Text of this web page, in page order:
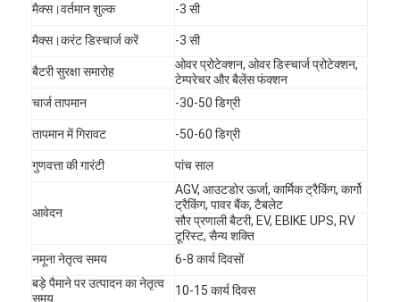
हमारे बारे में
मैक्स।वर्तमान शुल्क -3 सी
मैक्स।करंट डिस्चार्ज करें -3 सी
बैटरी सुरक्षा समारोह
ओवर प्रोटेक्शन, ओवर डिस्चार्ज प्रोटेक्शन,
टेम्परेचर और बैलेंस फंक्शन
चार्ज तापमान
-30-50 डिग्री
तापमान में गिरावट -50-60 डिग्री
गुणवत्ता की गारंटी पांच साल
आवेदन
AGV, आउटडोर ऊर्जा, कार्मिक ट्रैकिंग, कार्गो
ट्रैकिंग, पावर बैंक, टैबलेट
सौर प्रणाली बैटरी, EV, EBIKE UPS, RV
टूरिस्ट, सैन्य शक्ति
नमूना नेतृत्व समय
6-8 कार्य दिवसों
बड़े पैमाने पर उत्पादन का नेतृत्व
समय
10-15 कार्य दिवस